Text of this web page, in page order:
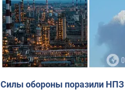
Силы обороны поразили НПЗ